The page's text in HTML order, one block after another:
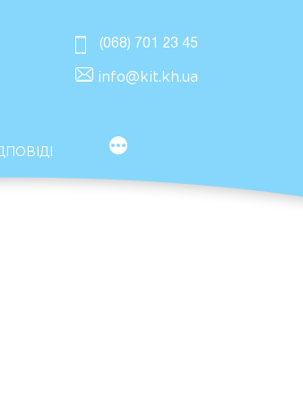
(068) 701 23 45
info@kit.kh.ua
MORE